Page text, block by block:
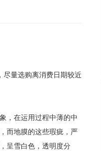
量选购离消费日期较近
，在运用过程中薄的中
而地膜的这些瑕疵，严
呈雪白色，透明度分